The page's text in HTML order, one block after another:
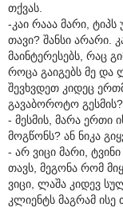
თქვას.
-კაი რააა მარი,
თავი? შანსი არარი.
მაინტერესებს, რაც
როცა გაიგებს მე
შევხვდეთ კიდეც
გავაბოროტო გესმის?
- მესმის, მარა ერთი
მოგწონს? ან ნიკა
- არ ვიცი მარი,
თავს, მეგონა რომ
ვიცი, ლაშა კიდევ
კლიენტს მაგრამ ისე